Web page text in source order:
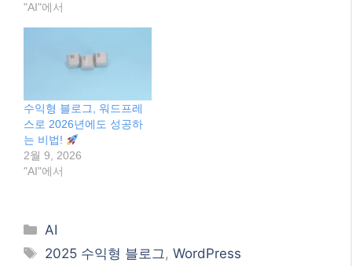
"AI"에서
수익형 블로그, 워드프레
스로 2026년에도 성공하
는 비법!
2월 9, 2026
"AI"에서
Categories
AI
Tags
2025 수익형 블로그,WordPress